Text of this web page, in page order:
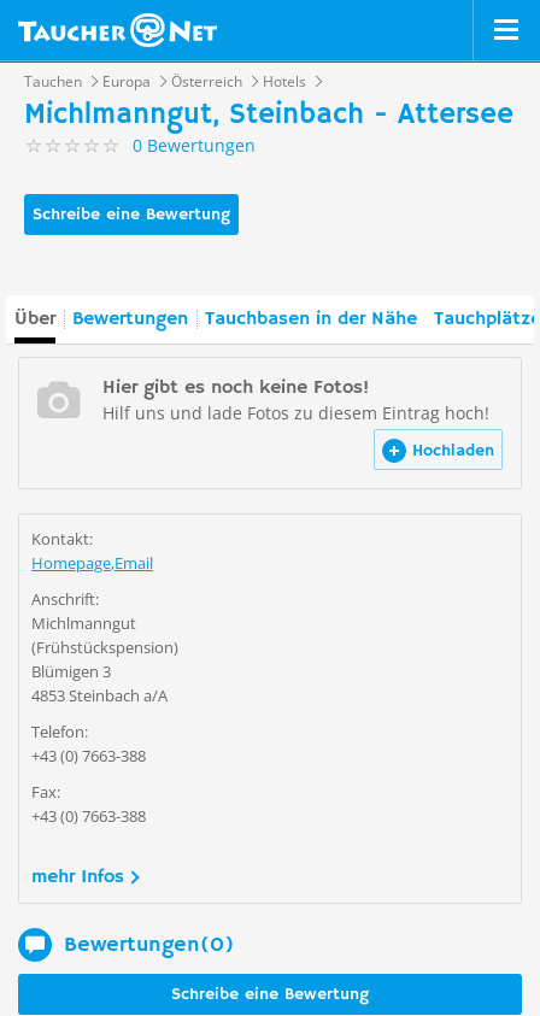
Tauchen Europa Österreich Hotels
Michlmanngut, Steinbach - Attersee
0 Bewertungen
Schreibe eine Bewertung
Über Bewertungen Tauchbasen in der Nähe
Hier gibt es noch keine Fotos!
Hilf uns und lade Fotos zu diesem Eintrag hoch!
Hochladen
Kontakt:
Homepage,Email
Anschrift:
Michlmanngut
(Frühstückspension)
Blümigen 3
4853 Steinbach a/A
Telefon:
+43 (0) 7663-388
Fax:
+43 (0) 7663-388
mehr Infos
Bewertungen(0)
Schreibe eine Bewertung